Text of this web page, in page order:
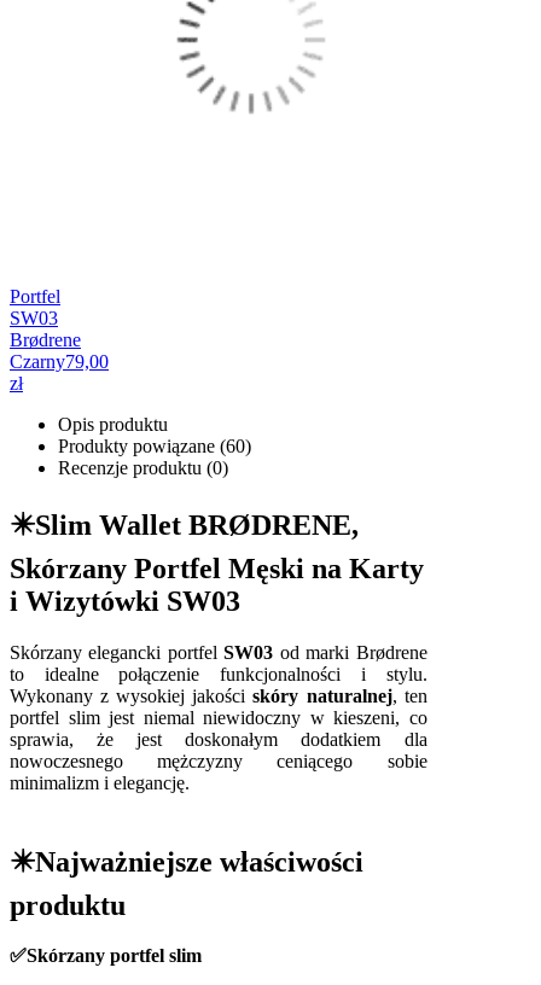
Portfel
SW03
Brødrene
Czarny79,00
zł
Opis produktu
Produkty powiązane (60)
Recenzje produktu (0)
✴️Slim Wallet BRØDRENE,
Skórzany Portfel Męski na Karty
i Wizytówki SW03
Skórzany elegancki portfelSW03 od marki Brødrene
to idealne połączenie funkcjonalności i stylu.
Wykonany z wysokiej jakościskóry naturalnej, ten
portfel slim jest niemal niewidoczny w kieszeni, co
sprawia, że jest doskonałym dodatkiem dla
nowoczesnego mężczyzny ceniącego sobie
minimalizm i elegancję.
✴️Najważniejsze właściwości
produktu
✅Skórzany portfel slim